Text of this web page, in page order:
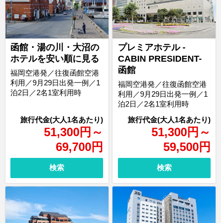
函館・湯の川・大沼の
ホテルを安い順に見る
51,300円 ～
69,700円
福岡空港発／往復函館空港
利用／9月29日出発一例／1
泊2日／2名1室利用時
検索
プレミアホテル -
CABIN PRESIDENT-
函館
51,300円 ～
59,500円
福岡空港発／往復函館空港
利用／9月29日出発一例／1
泊2日／2名1室利用時
検索